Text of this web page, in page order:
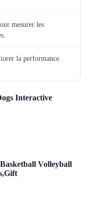
mesurer les
la performance
Interactive
Volleyball